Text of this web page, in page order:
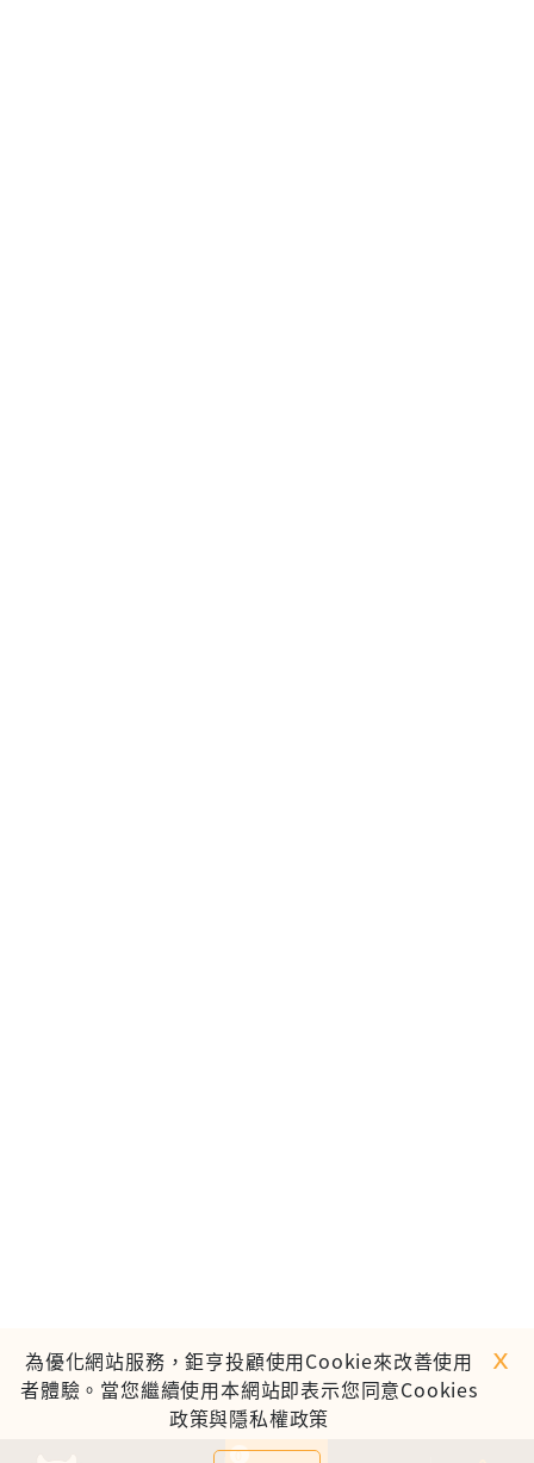
0
為優化網站服務，鉅亨投顧使用Cookie來改善使用
者體驗。當您繼續使用本網站即表示您同意Cookies
政策與隱私權政策
ｘ